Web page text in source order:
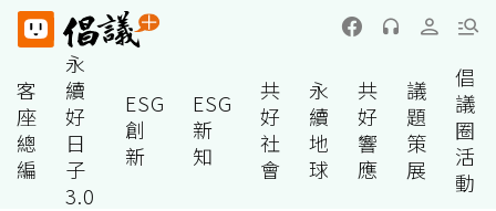
客
座
總
編
永
續
好
日
子
3.0
ESG
創
新
ESG
新
知
共
好
社
會
永
續
地
球
共
好
響
應
議
題
策
展
倡
議
圈
活
動